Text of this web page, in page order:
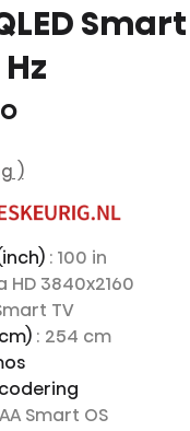
Smart
)
: 100 in
HD 3840x2160
TV
: 254 cm
Smart OS